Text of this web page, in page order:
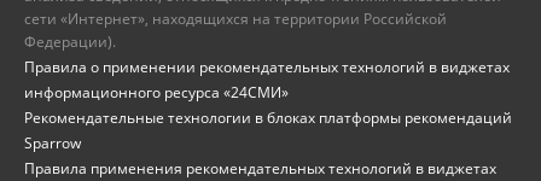
сети «Интернет», находящихся на территории Российской
Федерации).
Правила о применении рекомендательных технологий в виджетах
информационного ресурса «24СМИ»
Рекомендательные технологии в блоках платформы рекомендаций
Sparrow
Правила применения рекомендательных технологий в виджетах